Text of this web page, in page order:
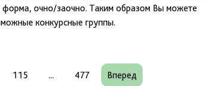
форма, очно/заочно. Таким образом Вы можете
конкурсные группы.
115 ... 477 Вперед